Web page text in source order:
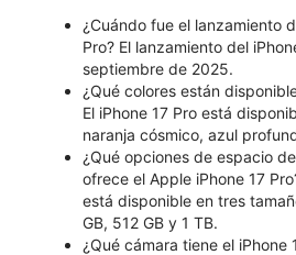
¿Cuándo fue el lanzamiento
Pro? El lanzamiento del
septiembre de 2025.
¿Qué colores están
El iPhone 17 Pro está
naranja cósmico, azul
¿Qué opciones de espacio
ofrece el Apple iPhone 17
está disponible en tres
GB, 512 GB y 1 TB.
¿Qué cámara tiene el iPhone